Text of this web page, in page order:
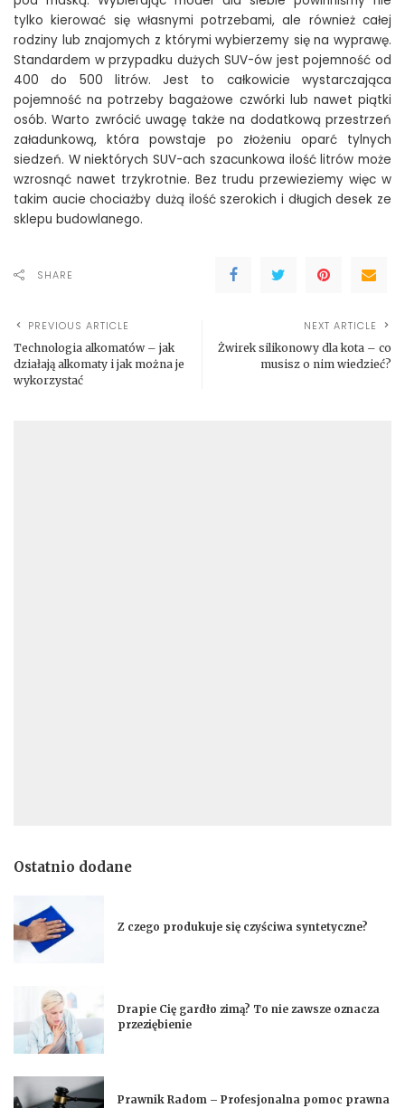
tylko kierować się własnymi potrzebami, ale również całej
rodziny lub znajomych z którymi wybierzemy się na wyprawę.
Standardem w przypadku dużych SUV-ów jest pojemność od
400 do 500 litrów. Jest to całkowicie wystarczająca
pojemność na potrzeby bagażowe czwórki lub nawet piątki
osób. Warto zwrócić uwagę także na dodatkową przestrzeń
załadunkową, która powstaje po złożeniu oparć tylnych
siedzeń. W niektórych SUV-ach szacunkowa ilość litrów może
wzrosnąć nawet trzykrotnie. Bez trudu przewieziemy więc w
takim aucie chociażby dużą ilość szerokich i długich desek ze
sklepu budowlanego.
SHARE
PREVIOUS ARTICLE
Technologia alkomatów – jak
działają alkomaty i jak można je
wykorzystać
NEXT ARTICLE
Żwirek silikonowy dla kota – co
musisz o nim wiedzieć?
Ostatnio dodane
Z czego produkuje się czyściwa syntetyczne?
Drapie Cię gardło zimą? To nie zawsze oznacza
przeziębienie
Prawnik Radom – Profesjonalna pomoc prawna